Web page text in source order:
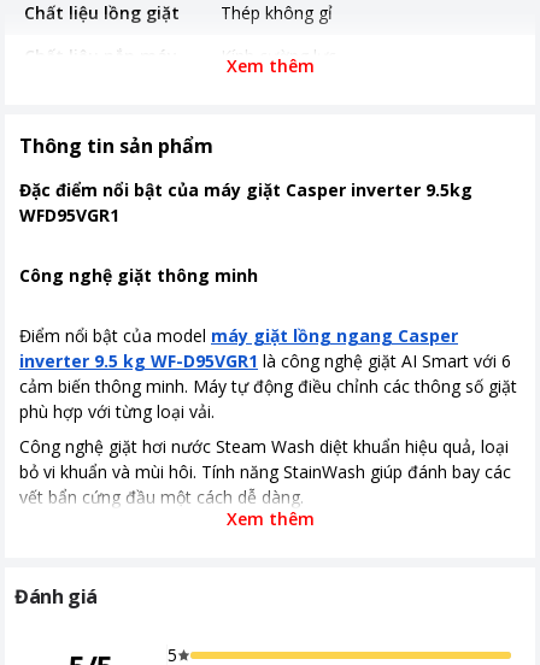
Chất liệu lồng giặt
Thép không gỉ
Chất liệu nắp máy
Kính cường lực
Nơi sản xuất
Hiệu suất sử dụng điệnCông suất tiêu thụ 1950 W
Loại Inverter
Kích thước, khối lượng 600*500*840 (RxSxC, mm) Khối
Công nghệ giặt
Giặt hơi nước, Giặt tẩy vết bẩn
StainWash, Giặt thông minh AI Smart,
Lồng giặt Ruby
Có màn hình hiển thị
Tiện ích
Giặt hơi nước
Inverter tiết kiệm điện
Chương trình giặt
Khoảng giá
Từ 5 - 10 triệu
Xem thêm
Thông tin sản phẩm
Đặc điểm nổi bật của máy giặt Casper inverter 9.5kg
WFD95VGR1
Công nghệ giặt thông minh
Điểm nổi bật của model máy giặt lồng ngang Casper
inverter 9.5 kg WF-D95VGR1 là công nghệ giặt AI Smart với 6
cảm biến thông minh. Máy tự động điều chỉnh các thông số giặt
phù hợp với từng loại vải.
Công nghệ giặt hơi nước Steam Wash diệt khuẩn hiệu quả, loại
bỏ vi khuẩn và mùi hôi. Tính năng StainWash giúp đánh bay các
vết bẩn cứng đầu một cách dễ dàng.
Tính năng và tiện ích
Xem thêm
Đánh giá
5